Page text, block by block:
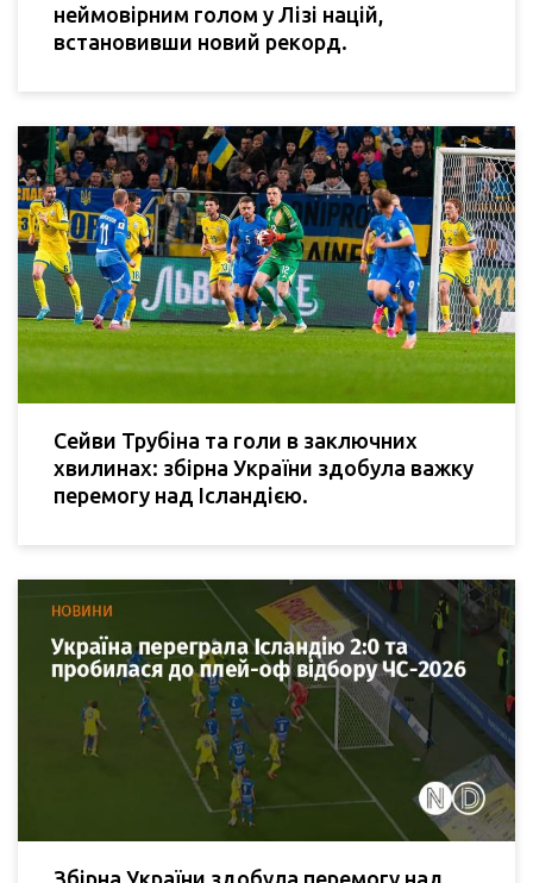
неймовірним голом у Лізі націй,
встановивши новий рекорд.
Сейви Трубіна та голи в заключних
хвилинах: збірна України здобула важку
перемогу над Ісландією.
Збірна України здобула перемогу над